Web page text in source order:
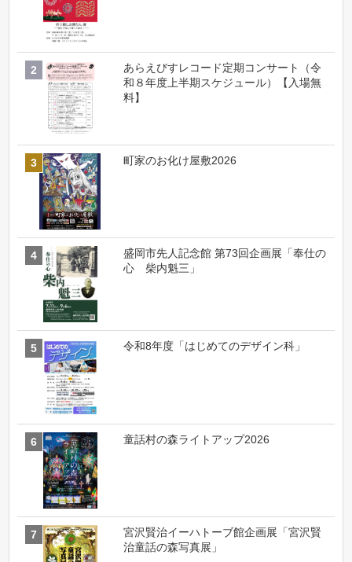
あらえびすレコード定期コンサート（令
和８年度上半期スケジュール）【入場無
料】
町家のお化け屋敷2026
盛岡市先人記念館 第73回企画展「奉仕の
心 柴内魁三」
令和8年度「はじめてのデザイン科」
童話村の森ライトアップ2026
宮沢賢治イーハトーブ館企画展「宮沢賢
治童話の森写真展」